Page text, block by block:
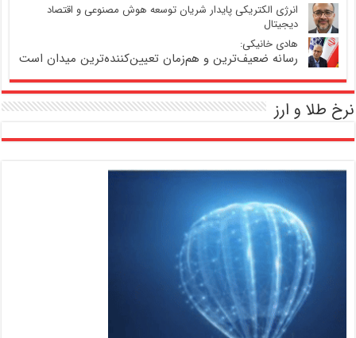
انرژی الکتریکی پایدار شریان توسعه هوش مصنوعی و اقتصاد
دیجیتال
هادی خانیکی:
رسانه ضعیف‌ترین و هم‌زمان تعیین‌کننده‌ترین میدان است
نرخ طلا و ارز